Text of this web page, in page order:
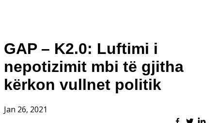
GAP – K2.0: Luftimi i
nepotizimit mbi të gjitha
kërkon vullnet politik
Jan 26, 2021